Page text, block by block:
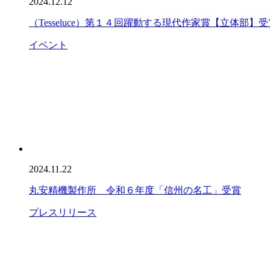
（Tesseluce）第１４回躍動する現代作家賞【立体部】
イベント
2024.11.22
丸安精機製作所 令和６年度「信州の名工」受賞
プレスリリース